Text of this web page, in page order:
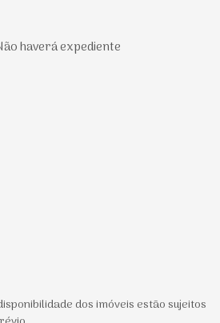
haverá expediente
dos imóveis estão sujeitos